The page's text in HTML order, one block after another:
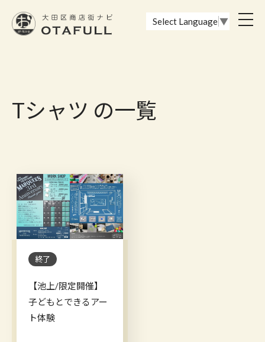
Select Language ▼
Tシャツ の一覧
終了
【池上/限定開催】
子どもとできるアー
ト体験